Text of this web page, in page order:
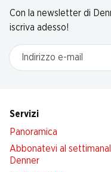
Con la newsletter di
iscriva adesso!
Indirizzo e-mail
Servizi
Panoramica
Abbonatevi al
Denner